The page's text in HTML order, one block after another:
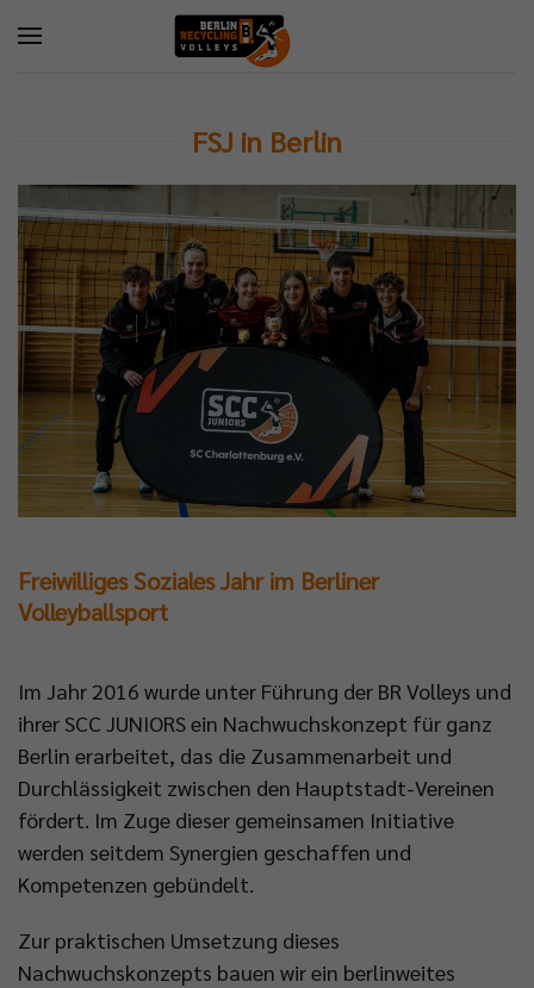
FSJ in Berlin
Freiwilliges Soziales Jahr im Berliner
Volleyballsport
Im Jahr 2016 wurde unter Führung der BR Volleys und
ihrer SCC JUNIORS ein Nachwuchskonzept für ganz
Berlin erarbeitet, das die Zusammenarbeit und
Durchlässigkeit zwischen den Hauptstadt-Vereinen
fördert. Im Zuge dieser gemeinsamen Initiative
werden seitdem Synergien geschaffen und
Kompetenzen gebündelt.
Zur praktischen Umsetzung dieses
Nachwuchskonzepts bauen wir ein berlinweites